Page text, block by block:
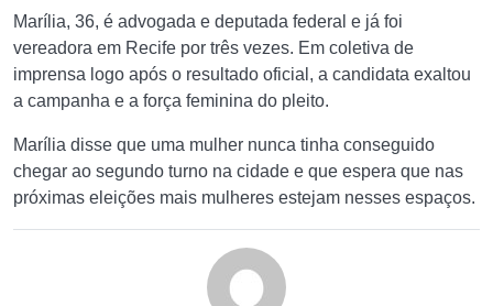
Marília, 36, é advogada e deputada federal e já foi
vereadora em Recife por três vezes. Em coletiva de
imprensa logo após o resultado oficial, a candidata exaltou
a campanha e a força feminina do pleito.
Marília disse que uma mulher nunca tinha conseguido
chegar ao segundo turno na cidade e que espera que nas
próximas eleições mais mulheres estejam nesses espaços.